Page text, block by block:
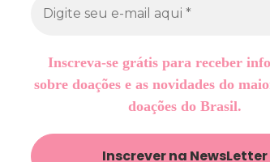
Inscreva-se grátis para receber
sobre doações e as novidades do
doações do Brasil.